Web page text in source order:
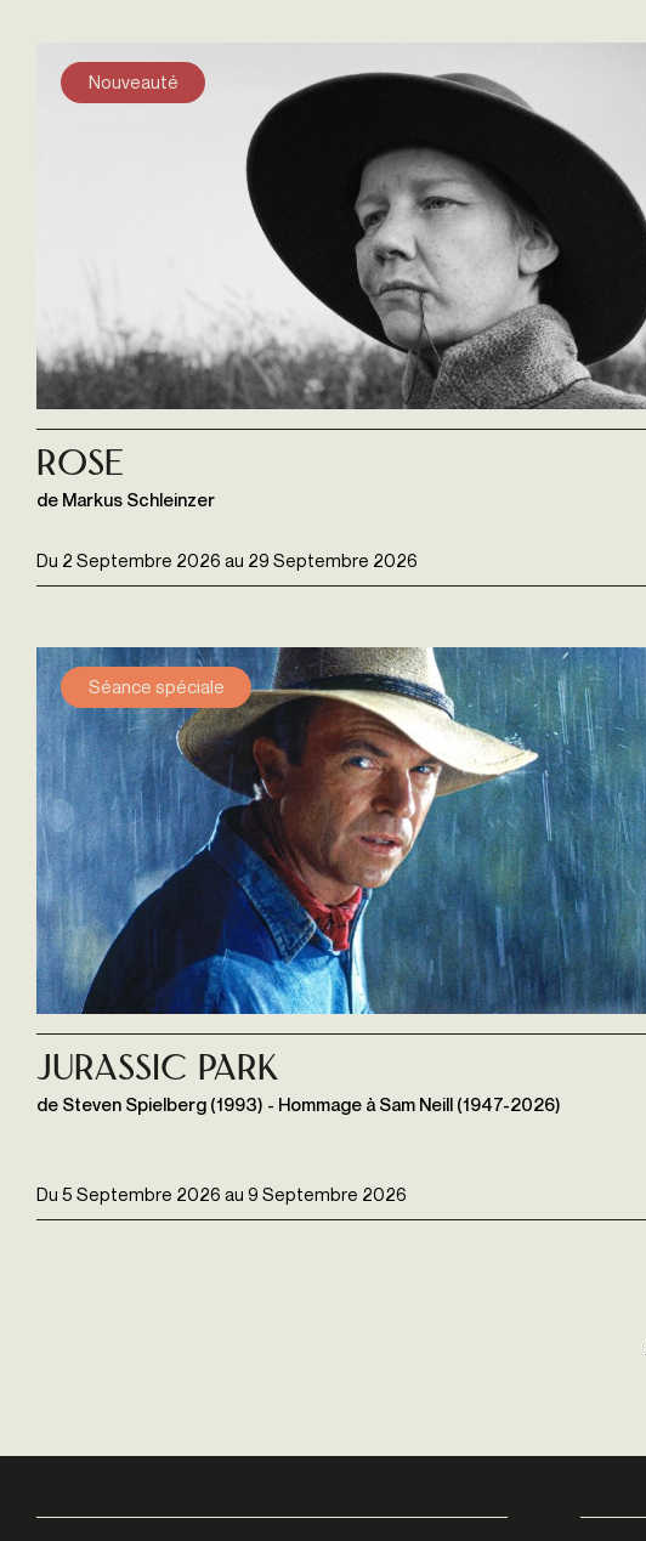
Nouveauté
Du 2 Septembre 2026 au 29 Septembre 2026
Rose
de Markus Schleinzer
Séance spéciale
Du 5 Septembre 2026 au 9 Septembre 2026
Jurassic Park
de Steven Spielberg (1993) - Hommage à Sam Neill (1947-2026)